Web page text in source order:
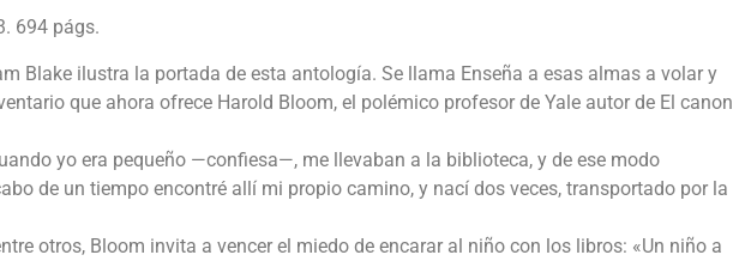
694 págs.
Blake ilustra la portada de esta antología. Se llama Enseña a esas almas a volar y
que ahora ofrece Harold Bloom, el polémico profesor de Yale autor de El canon
yo era pequeño —confiesa—, me llevaban a la biblioteca, y de ese modo
de un tiempo encontré allí mi propio camino, y nací dos veces, transportado por la
otros, Bloom invita a vencer el miedo de encarar al niño con los libros: «Un niño a